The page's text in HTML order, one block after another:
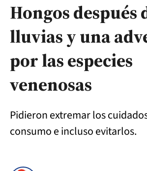
Hongos después
lluvias y una
por las especies
venenosas
Pidieron extremar los
consumo e incluso evitarlos.